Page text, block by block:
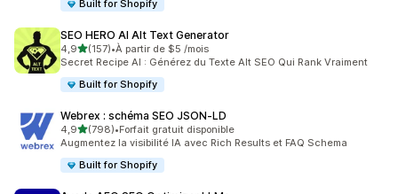
Built for Shopify
SEO HERO AI Alt Text Generator
4,9étoile(s) sur 5
(157)
157 avis au total
•À partir de $5 /mois
Secret Recipe AI : Générez du Texte Alt SEO Qui Rank Vraiment
Built for Shopify
Webrex : schéma SEO JSON‑LD
4,9étoile(s) sur 5
(798)
798 avis au total
•Forfait gratuit disponible
Augmentez la visibilité IA avec Rich Results et FAQ Schema
Built for Shopify